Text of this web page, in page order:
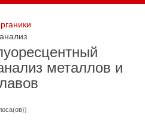
металлов и